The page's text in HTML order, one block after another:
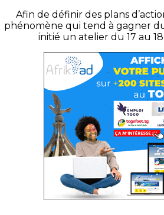
Afin de définir des plans
phénomène qui tend à gagner
initié un atelier du 17 au